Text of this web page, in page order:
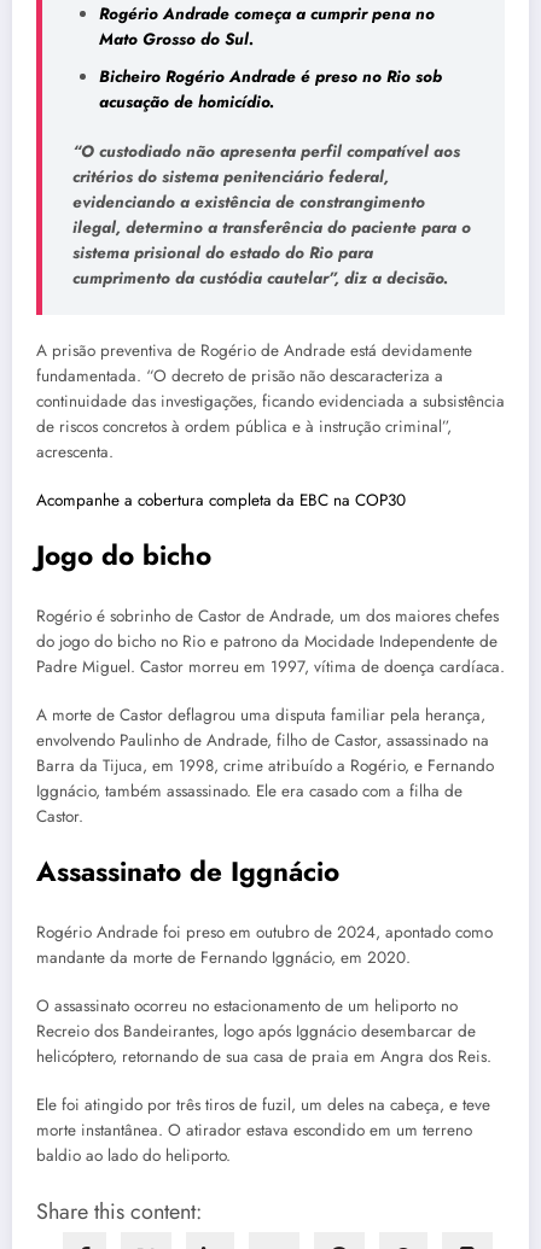
Rogério Andrade começa a cumprir pena no
Mato Grosso do Sul.
Bicheiro Rogério Andrade é preso no Rio sob
acusação de homicídio.
“O custodiado não apresenta perfil compatível aos
critérios do sistema penitenciário federal,
evidenciando a existência de constrangimento
ilegal, determino a transferência do paciente para o
sistema prisional do estado do Rio para
cumprimento da custódia cautelar”, diz a decisão.
A prisão preventiva de Rogério de Andrade está devidamente
fundamentada. “O decreto de prisão não descaracteriza a
continuidade das investigações, ficando evidenciada a subsistência
de riscos concretos à ordem pública e à instrução criminal”,
acrescenta.
Acompanhe a cobertura completa da EBC na COP30
Jogo do bicho
Rogério é sobrinho de Castor de Andrade, um dos maiores chefes
do jogo do bicho no Rio e patrono da Mocidade Independente de
Padre Miguel. Castor morreu em 1997, vítima de doença cardíaca.
A morte de Castor deflagrou uma disputa familiar pela herança,
envolvendo Paulinho de Andrade, filho de Castor, assassinado na
Barra da Tijuca, em 1998, crime atribuído a Rogério, e Fernando
Iggnácio, também assassinado. Ele era casado com a filha de
Castor.
Assassinato de Iggnácio
Rogério Andrade foi preso em outubro de 2024, apontado como
mandante da morte de Fernando Iggnácio, em 2020.
O assassinato ocorreu no estacionamento de um heliporto no
Recreio dos Bandeirantes, logo após Iggnácio desembarcar de
helicóptero, retornando de sua casa de praia em Angra dos Reis.
Ele foi atingido por três tiros de fuzil, um deles na cabeça, e teve
morte instantânea. O atirador estava escondido em um terreno
baldio ao lado do heliporto.
Share this content: